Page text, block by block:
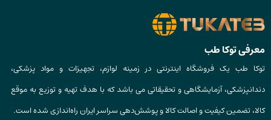
معرفی توکا طب
توکا طب یک فروشگاه اینترنتی در زمینه لوازم، تجهیزات و مواد پزشکی،
دندانپزشکی، آزمایشگاهی و تحقیقاتی می باشد که با هدف تهیه و توزیع به موقع
کالا، تضمین کیفیت و اصالت کالا و پوشش‌دهی سراسر ایران راه‌اندازی شده است.